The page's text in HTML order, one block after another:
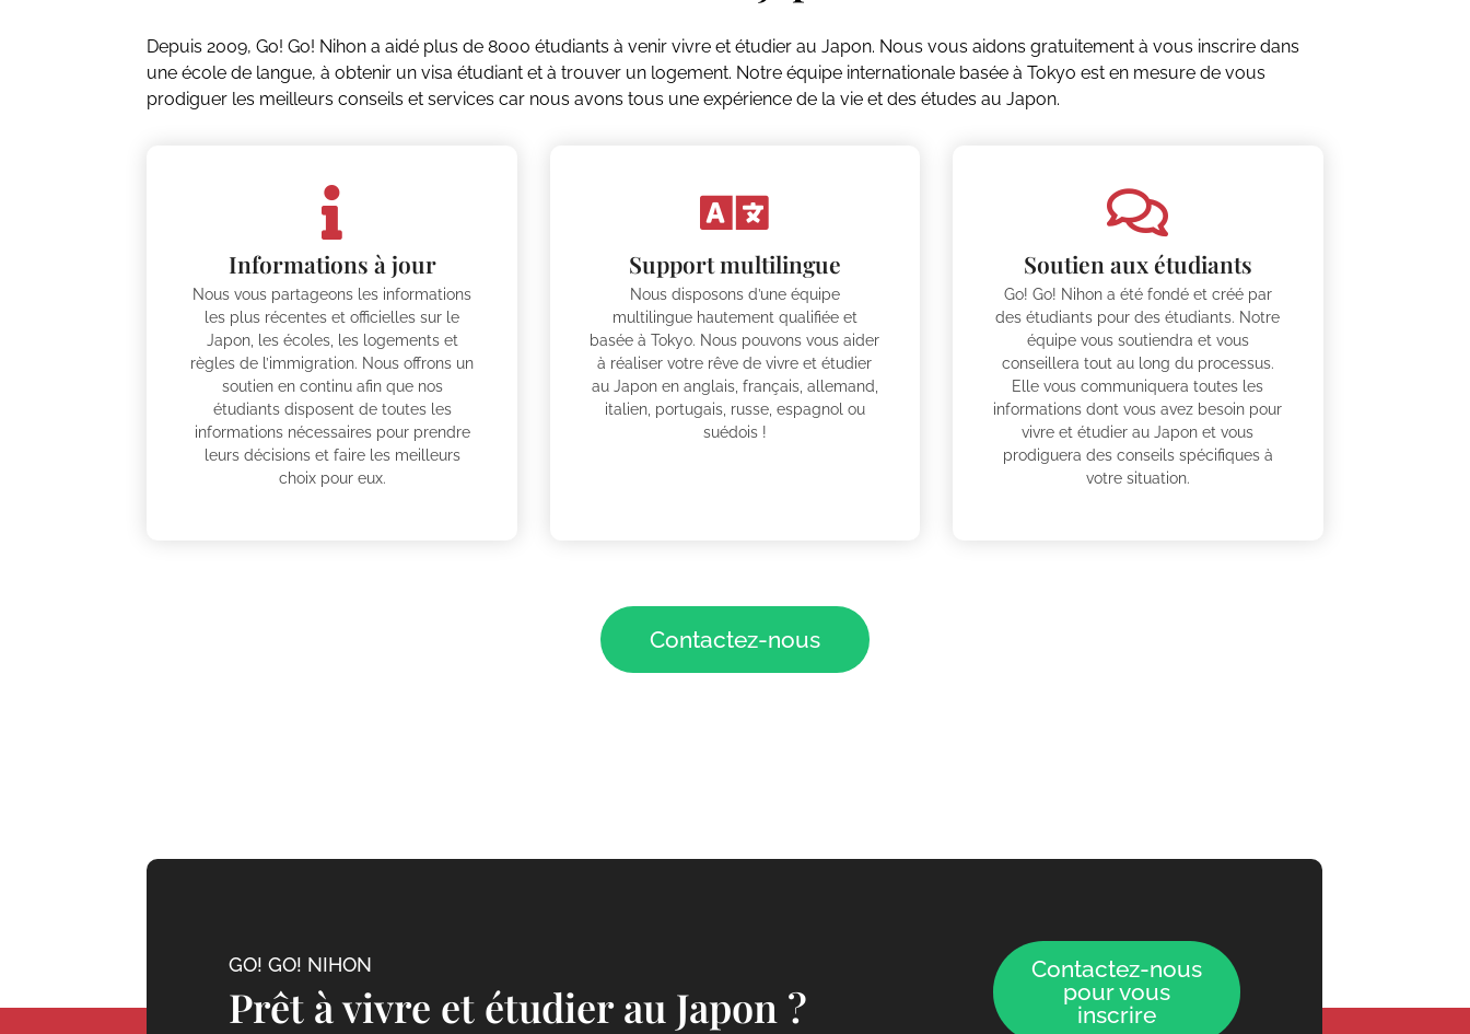
Depuis 2009, Go! Go! Nihon a aidé plus de 8000 étudiants à venir vivre et étudier au Japon. Nous vous aidons gratuitement à vous inscrire dans
une école de langue, à obtenir un visa étudiant et à trouver un logement. Notre équipe internationale basée à Tokyo est en mesure de vous
prodiguer les meilleurs conseils et services car nous avons tous une expérience de la vie et des études au Japon.
Informations à jour
Nous vous partageons les informations
les plus récentes et officielles sur le
Japon, les écoles, les logements et
règles de l’immigration. Nous offrons un
soutien en continu afin que nos
étudiants disposent de toutes les
informations nécessaires pour prendre
leurs décisions et faire les meilleurs
choix pour eux.
Support multilingue
Nous disposons d’une équipe
multilingue hautement qualifiée et
basée à Tokyo. Nous pouvons vous aider
à réaliser votre rêve de vivre et étudier
au Japon en anglais, français, allemand,
italien, portugais, russe, espagnol ou
suédois !
Soutien aux étudiants
Go! Go! Nihon a été fondé et créé par
des étudiants pour des étudiants. Notre
équipe vous soutiendra et vous
conseillera tout au long du processus.
Elle vous communiquera toutes les
informations dont vous avez besoin pour
vivre et étudier au Japon et vous
prodiguera des conseils spécifiques à
votre situation.
Contactez-nous
GO! GO! NIHON
Prêt à vivre et étudier au Japon ?
Contactez-nous
pour vous
inscrire